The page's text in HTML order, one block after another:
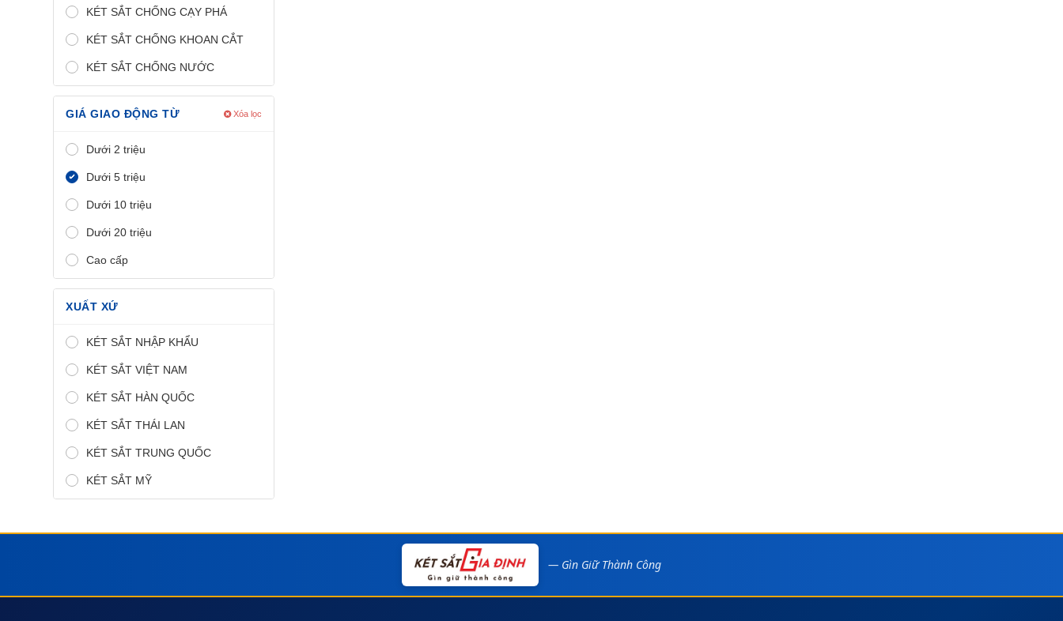
KÉT SẮT CHỐNG CẠY PHÁ
KÉT SẮT CHỐNG KHOAN CẮT
KÉT SẮT CHỐNG NƯỚC
GIÁ GIAO ĐỘNG TỪ Xóa lọc
Dưới 2 triệu
Dưới 5 triệu
Dưới 10 triệu
Dưới 20 triệu
Cao cấp
XUẤT XỨ
KÉT SẮT NHẬP KHẨU
KÉT SẮT VIỆT NAM
KÉT SẮT HÀN QUỐC
KÉT SẮT THÁI LAN
KÉT SẮT TRUNG QUỐC
KÉT SẮT MỸ
— Gìn Giữ Thành Công